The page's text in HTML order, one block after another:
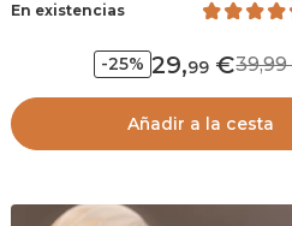
En existencias
-25% 29,99
Añadir a la cesta